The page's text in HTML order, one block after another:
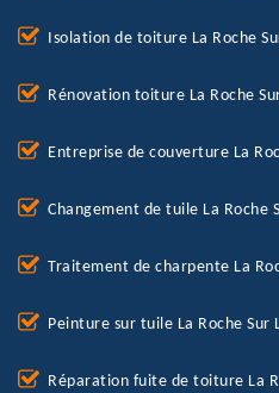
Isolation de toiture La Roche
Rénovation toiture La Roche
Entreprise de couverture La
Changement de tuile La Roche
Traitement de charpente La
Peinture sur tuile La Roche Sur
Réparation fuite de toiture La